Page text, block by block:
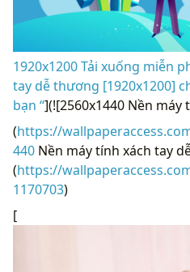
1920x1200 Tải xuống miễn
tay dễ thương [1920x1200]
bạn “](![2560x1440 Nền
(https://
440 Nền máy tính xách tay
(https://
1170703)
[